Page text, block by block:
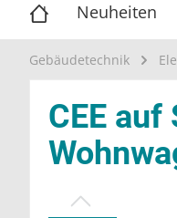
Neuheiten
Gebäudetechnik
CEE